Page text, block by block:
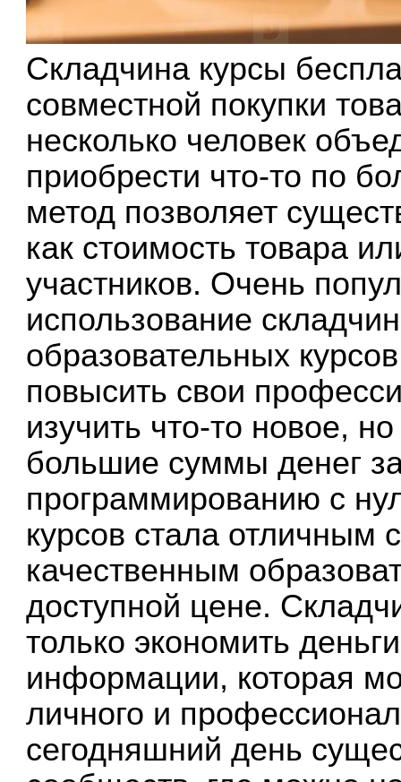
Складчина курсы
совместной покупки
несколько человек
приобрести что-то по
метод позволяет
как стоимость товара
участников. Очень
использование
образовательных
повысить свои
изучить что-то новое,
большие суммы денег
программированию с
курсов стала отличным
качественным
доступной цене.
только экономить
информации, которая
личного и
сегодняшний день